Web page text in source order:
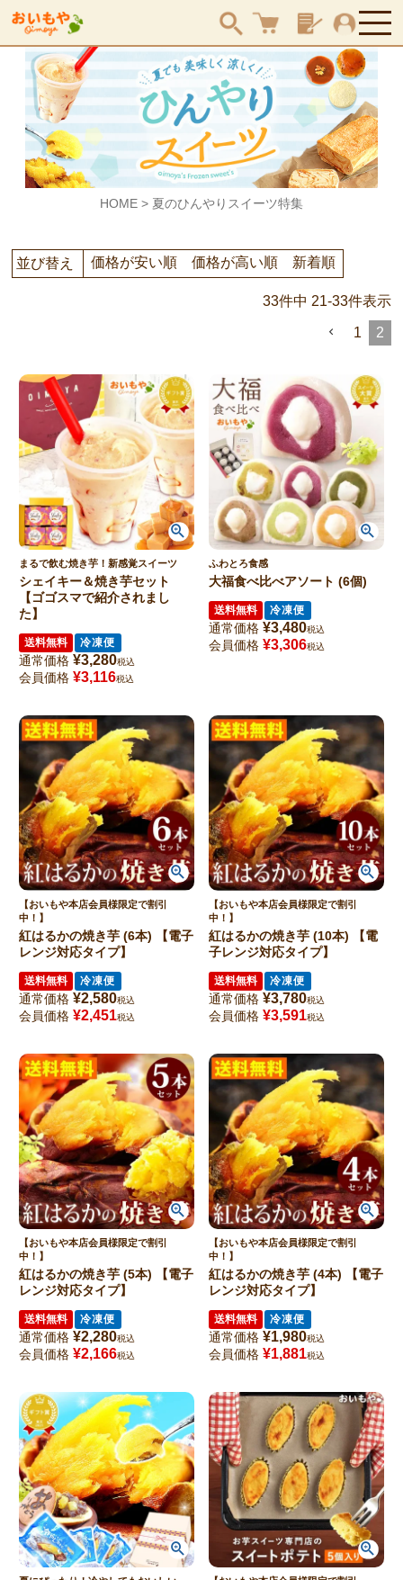
検索
HOME 夏のひんやりスイーツ特集
並び替え 価格が安い順 価格が高い順 新着順
33件中 21-33件表示
1 2
まるで飲む焼き芋！新感覚スイーツ
シェイキー＆焼き芋セット
【ゴゴスマで紹介されまし
た】
送料無料 冷凍便
通常価格 ¥3,280税込
会員価格 ¥3,116税込
ふわとろ食感
大福食べ比べアソート (6個)
送料無料 冷凍便
通常価格 ¥3,480税込
会員価格 ¥3,306税込
【おいもや本店会員様限定で割引
中！】
紅はるかの焼き芋 (6本) 【電子
レンジ対応タイプ】
送料無料 冷凍便
通常価格 ¥2,580税込
会員価格 ¥2,451税込
【おいもや本店会員様限定で割引
中！】
紅はるかの焼き芋 (10本) 【電
子レンジ対応タイプ】
送料無料 冷凍便
通常価格 ¥3,780税込
会員価格 ¥3,591税込
【おいもや本店会員様限定で割引
中！】
紅はるかの焼き芋 (5本) 【電子
レンジ対応タイプ】
送料無料 冷凍便
通常価格 ¥2,280税込
会員価格 ¥2,166税込
【おいもや本店会員様限定で割引
中！】
紅はるかの焼き芋 (4本) 【電子
レンジ対応タイプ】
送料無料 冷凍便
通常価格 ¥1,980税込
会員価格 ¥1,881税込